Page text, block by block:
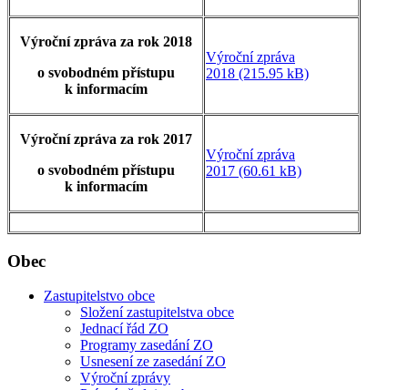
Výroční zpráva za rok 2018
o svobodném přístupu
k informacím
Výroční zpráva
2018 (215.95 kB)
Výroční zpráva za rok 2017
o svobodném přístupu
k informacím
Výroční zpráva
2017 (60.61 kB)
Obec
Zastupitelstvo obce
Složení zastupitelstva obce
Jednací řád ZO
Programy zasedání ZO
Usnesení ze zasedání ZO
Výroční zprávy